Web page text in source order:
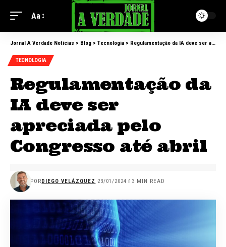
Aa
Jornal A Verdade Notícias > Blog > Tecnologia > Regulamentação da IA deve ser apreciada pelo Congresso até abril
TECNOLOGIA
Regulamentação da
IA deve ser
apreciada pelo
Congresso até abril
PORDIEGO VELÁZQUEZ 23/01/2024 13 MIN READ